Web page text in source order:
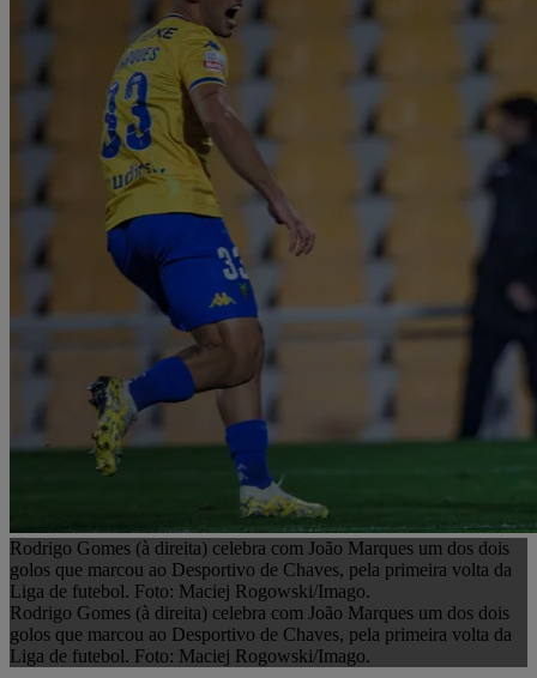
Rodrigo Gomes (à direita) celebra com João Marques um dos dois
golos que marcou ao Desportivo de Chaves, pela primeira volta da
Liga de futebol. Foto: Maciej Rogowski/Imago.
Rodrigo Gomes (à direita) celebra com João Marques um dos dois
golos que marcou ao Desportivo de Chaves, pela primeira volta da
Liga de futebol. Foto: Maciej Rogowski/Imago.